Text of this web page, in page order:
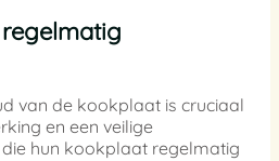
van de kookplaat is cruciaal
en een veilige
hun kookplaat regelmatig